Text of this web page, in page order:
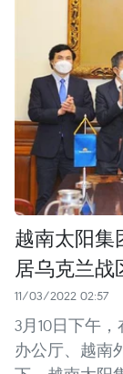
越南太阳集
居乌克兰
11/03/2022 02:57
3月10日下午
办公厅、越南